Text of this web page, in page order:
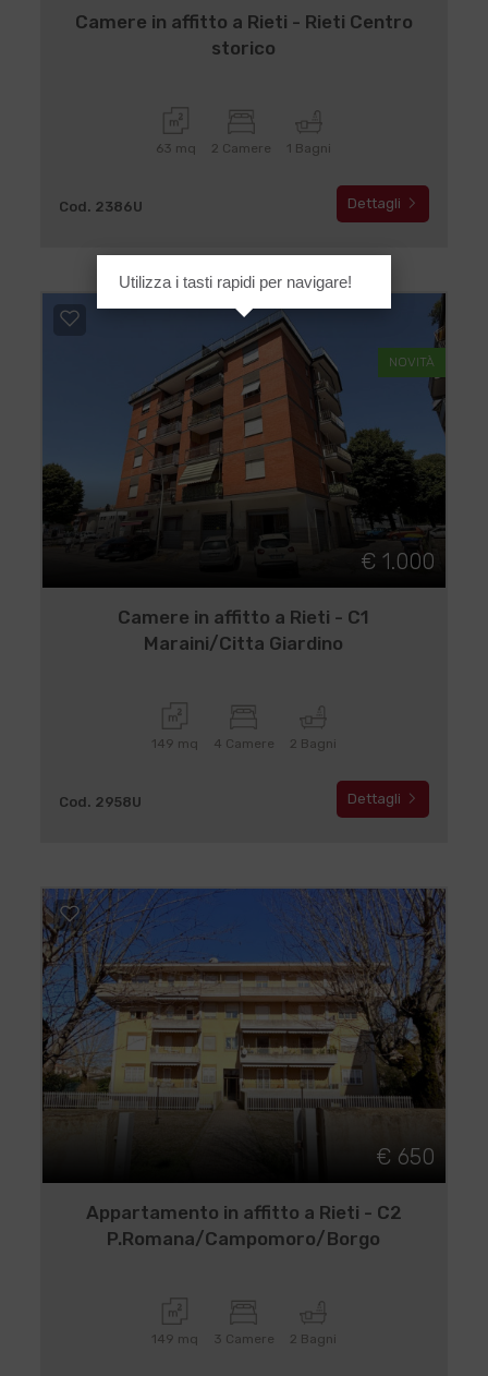
Camere in affitto a Rieti - Rieti Centro
storico
63 mq 2 Camere 1 Bagni
Cod. 2386U Dettagli
NOVITÀ
€ 1.000
Camere in affitto a Rieti - C1
Maraini/Citta Giardino
149 mq 4 Camere 2 Bagni
Cod. 2958U Dettagli
€ 650
Appartamento in affitto a Rieti - C2
P.Romana/Campomoro/Borgo
149 mq 3 Camere 2 Bagni
Utilizza i tasti rapidi per navigare!